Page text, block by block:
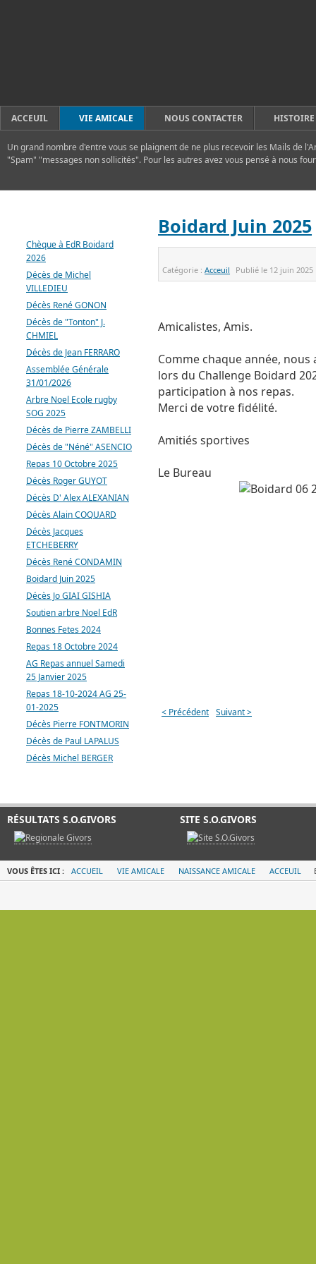
ACCEUIL VIE AMICALE NOUS CONTACTER
Un grand nombre d'entre vous se plaignent de ne plus recevoir les Mails de
"Spam" "messages non sollicités". Pour les autres avez vous pensé à nous
Boidard Juin 2025
Catégorie :Acceuil Publié le 12 juin 2025
Amicalistes, Amis.
Comme chaque année, nous
lors du Challenge Boidard
participation à nos repas.
Merci de votre fidélité.
Amitiés sportives
Le Bureau
< Précédent Suivant >
Chèque à EdR Boidard
2026
Décès de Michel
VILLEDIEU
Décès René GONON
Décès de "Tonton" J.
CHMIEL
Décès de Jean FERRARO
Assemblée Générale
31/01/2026
Arbre Noel Ecole rugby
SOG 2025
Décès de Pierre ZAMBELLI
Décès de "Néné" ASENCIO
Repas 10 Octobre 2025
Décès Roger GUYOT
Décès D' Alex ALEXANIAN
Décès Alain COQUARD
Décès Jacques
ETCHEBERRY
Décès René CONDAMIN
Boidard Juin 2025
Décès Jo GIAI GISHIA
Soutien arbre Noel EdR
Bonnes Fetes 2024
Repas 18 Octobre 2024
AG Repas annuel Samedi
25 Janvier 2025
Repas 18-10-2024 AG 25-
01-2025
Décès Pierre FONTMORIN
Décès de Paul LAPALUS
Décès Michel BERGER
RÉSULTATS S.O.GIVORS SITE S.O.GIVORS
VOUS ÊTES ICI : ACCUEIL VIE AMICALE NAISSANCE AMICALE ACCEUIL